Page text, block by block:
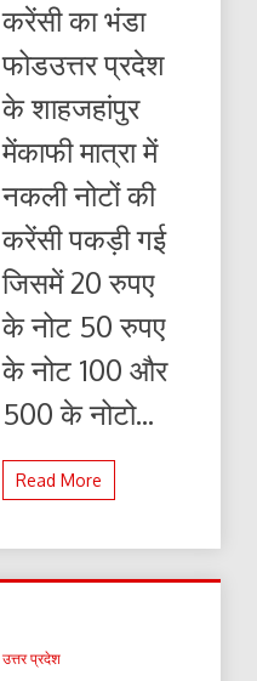
की
पकड़ी
करेंसी का भंडा
फोडउत्तर प्रदेश
के शाहजहांपुर
मेंकाफी मात्रा में
नकली नोटों की
करेंसी पकड़ी गई
जिसमें 20 रुपए
के नोट 50 रुपए
के नोट 100 और
500 के नोटो...
Read More
उत्तर प्रदेश